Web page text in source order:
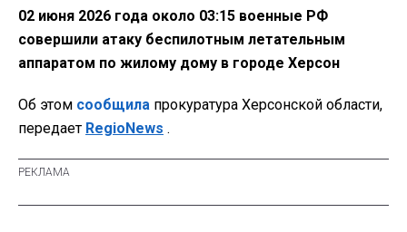
02 июня 2026 года около 03:15 военные РФ
совершили атаку беспилотным летательным
аппаратом по жилому дому в городе Херсон
Об этом сообщила прокуратура Херсонской области,
передает RegioNews .